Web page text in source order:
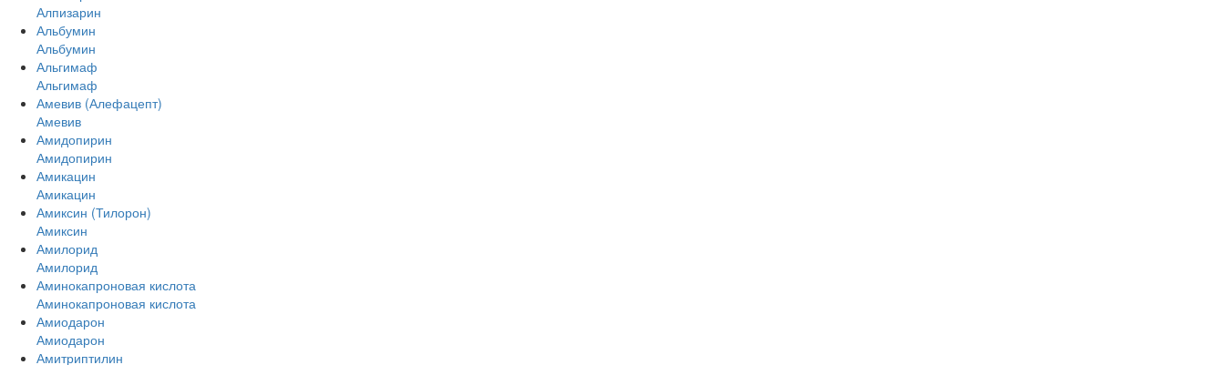
Алпизарин
Альбумин
Альбумин
Альгимаф
Альгимаф
Амевив (Алефацепт)
Амевив
Амидопирин
Амидопирин
Амикацин
Амикацин
Амиксин (Тилорон)
Амиксин
Амилорид
Амилорид
Аминокапроновая кислота
Аминокапроновая кислота
Амиодарон
Амиодарон
Амитриптилин